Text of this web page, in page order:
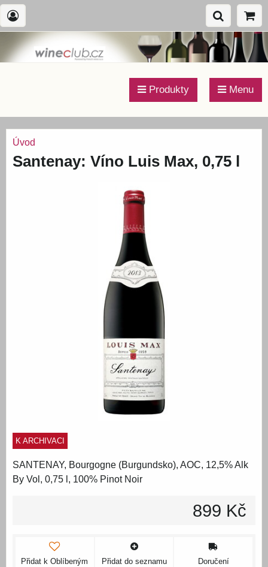
Produkty Menu
Úvod
Santenay: Víno Luis Max, 0,75 l
K ARCHIVACI
SANTENAY, Bourgogne (Burgundsko), AOC, 12,5% Alk
By Vol, 0,75 l, 100% Pinot Noir
899 Kč
Přidat k Oblíbeným Přidat do seznamu Doručení